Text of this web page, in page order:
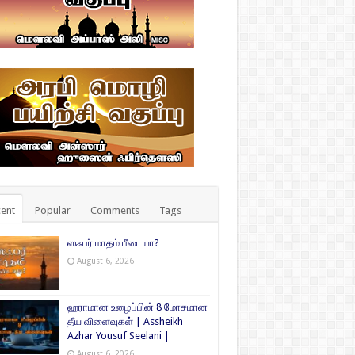
Popular Comments Tags
ஸஃபர் மாதம் பீடையா?
August 6, 2026
ஹராமான உழைப்பின் 8 மோசமான
தீய விளைவுகள் | Assheikh
Azhar Yousuf Seelani |